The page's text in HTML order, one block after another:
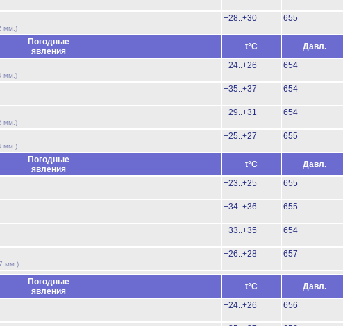
мм.)
+28..+30 655
Погодные
явления
t°C Давл.
мм.)
+24..+26 654
+35..+37 654
мм.)
+29..+31 654
мм.)
+25..+27 655
Погодные
явления
t°C Давл.
+23..+25 655
+34..+36 655
+33..+35 654
мм.)
+26..+28 657
Погодные
явления
t°C Давл.
+24..+26 656